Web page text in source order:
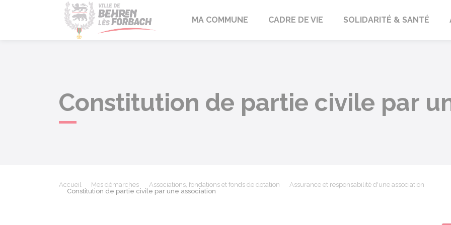
Behren-lès-Forbach
MA COMMUNE CADRE DE VIE SOLIDARITÉ & SANTÉ
Constitution de partie civile par
Accueil Mes démarches Associations, fondations et fonds de dotation
Assurance et responsabilité d'une association
Constitution de partie civile par une association